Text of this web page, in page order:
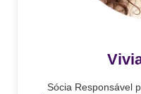
Sócia Responsável